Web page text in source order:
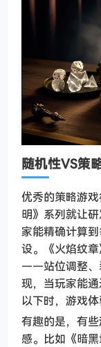
随机性VS策
优秀的策略游
明》系列就让
家能精确计算
设。《火焰纹
——站位调整、
现，当玩家能
以下时，游戏体
有趣的是，有
感。比如《暗